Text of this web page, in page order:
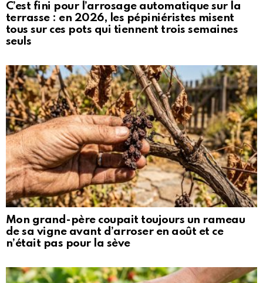
C’est fini pour l’arrosage automatique sur la
terrasse : en 2026, les pépiniéristes misent
tous sur ces pots qui tiennent trois semaines
seuls
Mon grand-père coupait toujours un rameau
de sa vigne avant d’arroser en août et ce
n’était pas pour la sève